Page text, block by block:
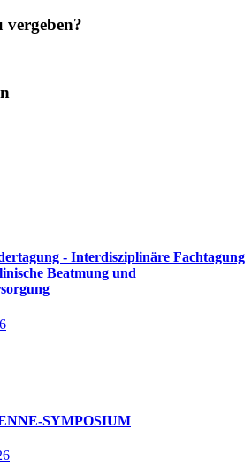
vergeben?
- Interdisziplinäre Fachtagung
Beatmung und
SYMPOSIUM